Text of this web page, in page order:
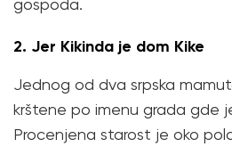
gospoda.
2. Jer Kikinda je dom Kike
Jednog od dva srpska
krštene po imenu grada gde
Procenjena starost je oko